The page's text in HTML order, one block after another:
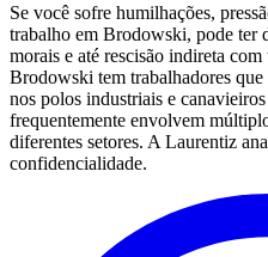
Se você sofre humilhações,
trabalho em Brodowski, pode ter
morais e até rescisão indireta com
Brodowski tem trabalhadores
nos polos industriais e
frequentemente envolvem
diferentes setores. A Laurentiz
confidencialidade.